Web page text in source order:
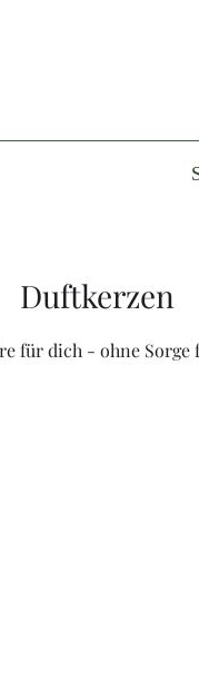
Duftkerzen
für dich - ohne